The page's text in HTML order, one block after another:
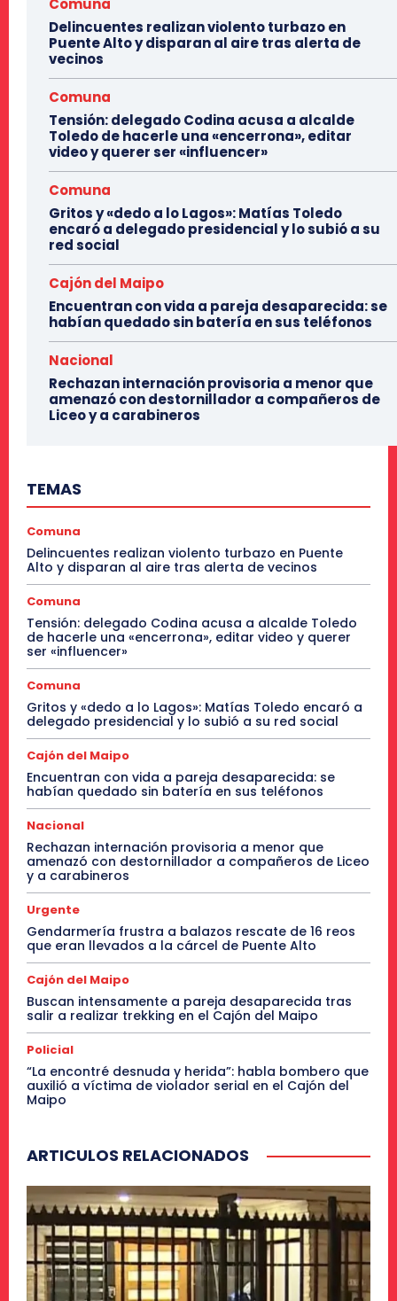
Comuna
Delincuentes realizan violento turbazo en
Puente Alto y disparan al aire tras alerta de
vecinos
Comuna
Tensión: delegado Codina acusa a alcalde
Toledo de hacerle una «encerrona», editar
video y querer ser «influencer»
Comuna
Gritos y «dedo a lo Lagos»: Matías Toledo
encaró a delegado presidencial y lo subió a su
red social
Cajón del Maipo
Encuentran con vida a pareja desaparecida: se
habían quedado sin batería en sus teléfonos
Nacional
Rechazan internación provisoria a menor que
amenazó con destornillador a compañeros de
Liceo y a carabineros
TEMAS
Comuna
Delincuentes realizan violento turbazo en Puente
Alto y disparan al aire tras alerta de vecinos
Comuna
Tensión: delegado Codina acusa a alcalde Toledo
de hacerle una «encerrona», editar video y querer
ser «influencer»
Comuna
Gritos y «dedo a lo Lagos»: Matías Toledo encaró a
delegado presidencial y lo subió a su red social
Cajón del Maipo
Encuentran con vida a pareja desaparecida: se
habían quedado sin batería en sus teléfonos
Nacional
Rechazan internación provisoria a menor que
amenazó con destornillador a compañeros de Liceo
y a carabineros
Urgente
Gendarmería frustra a balazos rescate de 16 reos
que eran llevados a la cárcel de Puente Alto
Cajón del Maipo
Buscan intensamente a pareja desaparecida tras
salir a realizar trekking en el Cajón del Maipo
Policial
“La encontré desnuda y herida”: habla bombero que
auxilió a víctima de violador serial en el Cajón del
Maipo
ARTICULOS RELACIONADOS